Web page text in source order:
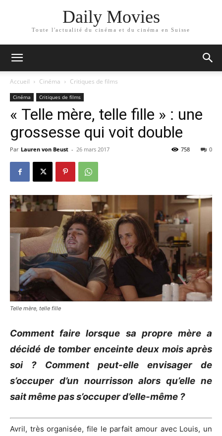
Daily Movies
Toute l'actualité du cinéma et du cinéma en Suisse
Accueil Cinéma Critiques de films
Cinéma Critiques de films
« Telle mère, telle fille » : une
grossesse qui voit double
Par Lauren von Beust - 26 mars 2017 0
758
Telle mère, telle fille
Comment faire lorsque sa propre mère a
décidé de tomber enceinte deux mois après
soi ? Comment peut-elle envisager de
s’occuper d’un nourrisson alors qu’elle ne
sait même pas s’occuper d’elle-même ?
Avril, très organisée, file le parfait amour avec Louis, un